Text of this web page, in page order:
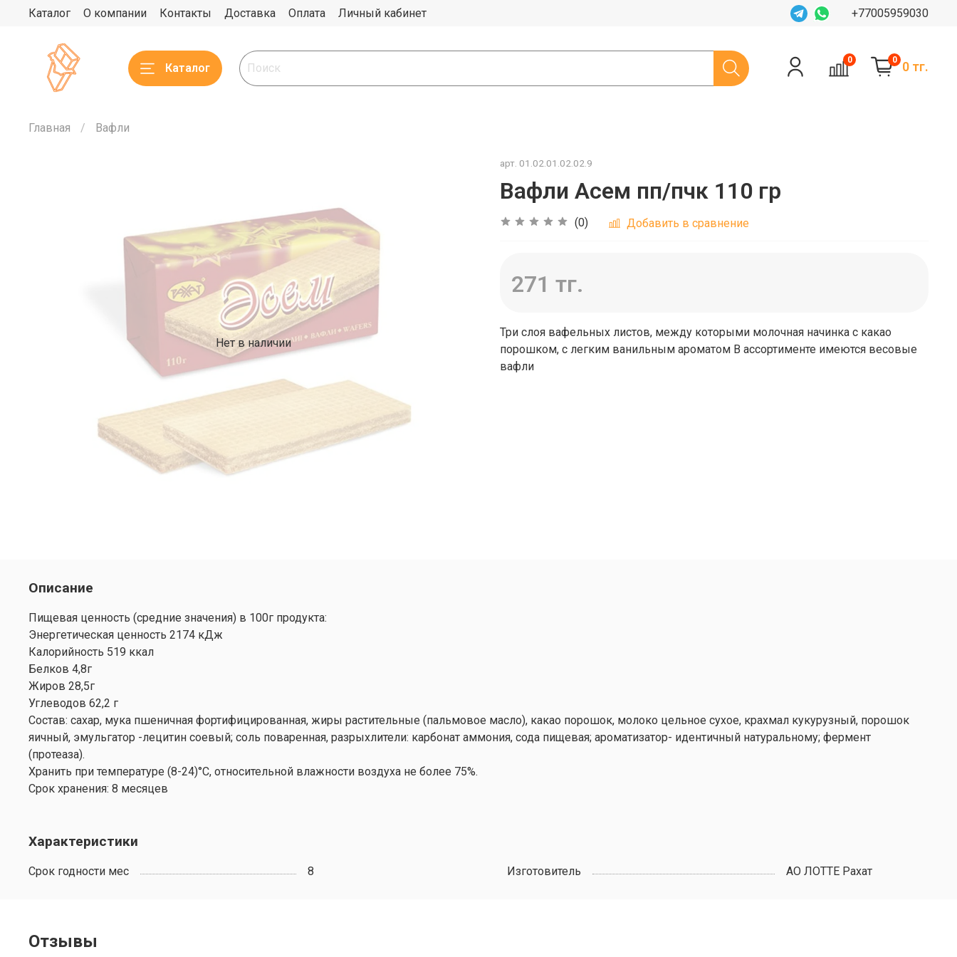
Каталог О компании Контакты Доставка Оплата Личный кабинет +77005959030
Каталог
0 0 0 тг.
Главная Вафли
Нет в наличии
арт. 01.02.01.02.02.9
Вафли Асем пп/пчк 110 гр
(0) Добавить в сравнение
271 тг.
Три слоя вафельных листов, между которыми молочная начинка с какао
порошком, с легким ванильным ароматом В ассортименте имеются весовые
вафли
Описание
Пищевая ценность (средние значения) в 100г продукта:
Энергетическая ценность 2174 кДж
Калорийность 519 ккал
Белков 4,8г
Жиров 28,5г
Углеводов 62,2 г
Состав: сахар, мука пшеничная фортифицированная, жиры растительные (пальмовое масло), какао порошок, молоко цельное сухое, крахмал кукурузный, порошок
яичный, эмульгатор -лецитин соевый; соль поваренная, разрыхлители: карбонат аммония, сода пищевая; ароматизатор- идентичный натуральному; фермент
(протеаза).
Хранить при температуре (8-24)°С, относительной влажности воздуха не более 75%.
Срок хранения: 8 месяцев
Характеристики
Срок годности мес 8 Изготовитель АО ЛОТТЕ Рахат
Отзывы